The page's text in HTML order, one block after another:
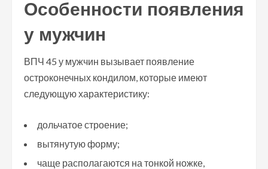
Особенности появления
у мужчин
ВПЧ 45 у мужчин вызывает появление
остроконечных кондилом, которые имеют
следующую характеристику:
дольчатое строение;
вытянутую форму;
чаще располагаются на тонкой ножке,